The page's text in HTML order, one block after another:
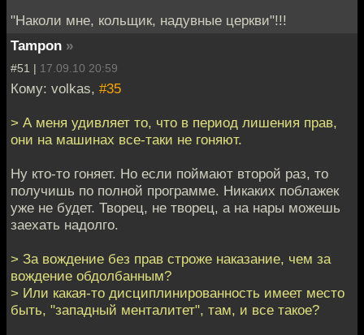
"Наколи мне, кольщик, надувные церкви"!!!
Tampon »
#51 | 17.09.10 20:59
Кому: volkas, #35
> А меня удивляет то, что в период лишения прав,
они на машинах все-таки не гоняют.
Ну кто-то гоняет. Но если поймают второй раз, то
получишь по полной программе. Никаких поблажек
уже не будет. Творец, не творец, а на нары можешь
заехать надолго.
> За вождение без прав строже наказание, чем за
вождение обдолбанным?
> Или какая-то дисциплинированность имеет место
быть, "западный менталитет", там, и все такое?